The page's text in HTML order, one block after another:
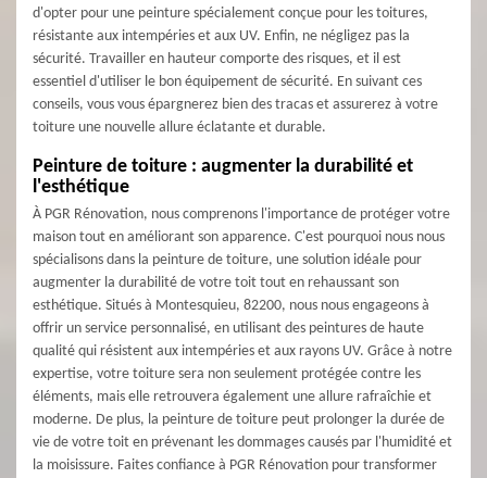
d'opter pour une peinture spécialement conçue pour les toitures,
résistante aux intempéries et aux UV. Enfin, ne négligez pas la
sécurité. Travailler en hauteur comporte des risques, et il est
essentiel d'utiliser le bon équipement de sécurité. En suivant ces
conseils, vous vous épargnerez bien des tracas et assurerez à votre
toiture une nouvelle allure éclatante et durable.
Peinture de toiture : augmenter la durabilité et
l'esthétique
À PGR Rénovation, nous comprenons l'importance de protéger votre
maison tout en améliorant son apparence. C'est pourquoi nous nous
spécialisons dans la peinture de toiture, une solution idéale pour
augmenter la durabilité de votre toit tout en rehaussant son
esthétique. Situés à Montesquieu, 82200, nous nous engageons à
offrir un service personnalisé, en utilisant des peintures de haute
qualité qui résistent aux intempéries et aux rayons UV. Grâce à notre
expertise, votre toiture sera non seulement protégée contre les
éléments, mais elle retrouvera également une allure rafraîchie et
moderne. De plus, la peinture de toiture peut prolonger la durée de
vie de votre toit en prévenant les dommages causés par l'humidité et
la moisissure. Faites confiance à PGR Rénovation pour transformer